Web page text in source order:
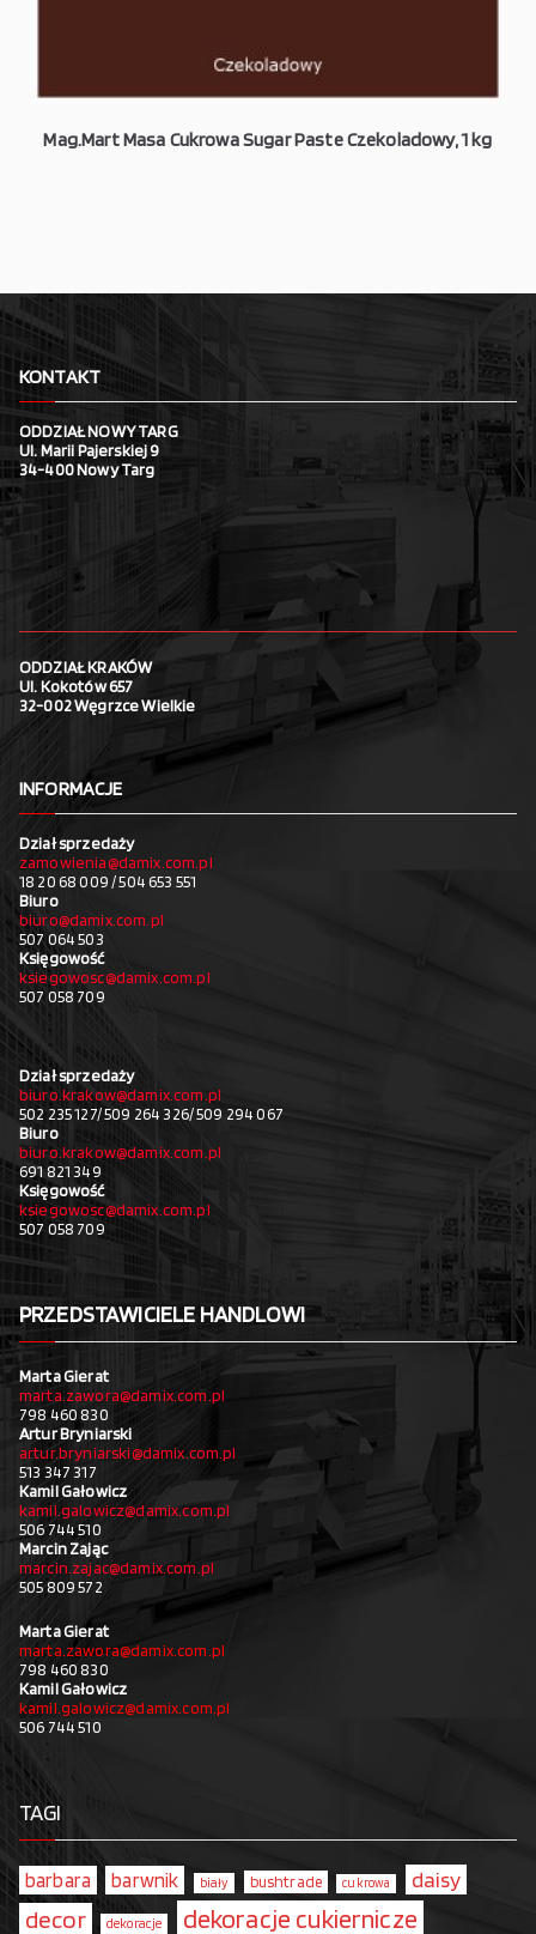
Mag.Mart Masa Cukrowa Sugar Paste Czekoladowy, 1 kg
KONTAKT
ODDZIAŁ NOWY TARG
Ul. Marii Pajerskiej 9
34-400 Nowy Targ
ODDZIAŁ KRAKÓW
Ul. Kokotów 657
32-002 Węgrzce Wielkie
INFORMACJE
Dział sprzedaży
zamowienia@damix.com.pl
18 20 68 009 / 504 653 551
Biuro
biuro@damix.com.pl
507 064 503
Księgowość
ksiegowosc@damix.com.pl
507 058 709
Dział sprzedaży
biuro.krakow@damix.com.pl
502 235 127/ 509 264 326/ 509 294 067
Biuro
biuro.krakow@damix.com.pl
691 821 349
Księgowość
ksiegowosc@damix.com.pl
507 058 709
PRZEDSTAWICIELE HANDLOWI
Marta Gierat
marta.zawora@damix.com.pl
798 460 830
Artur Bryniarski
artur.bryniarski@damix.com.pl
513 347 317
Kamil Gałowicz
kamil.galowicz@damix.com.pl
506 744 510
Marcin Zając
marcin.zajac@damix.com.pl
505 809 572
Marta Gierat
marta.zawora@damix.com.pl
798 460 830
Kamil Gałowicz
kamil.galowicz@damix.com.pl
506 744 510
TAGI
barbara barwnik biały bushtrade cukrowa daisy
decor dekoracje dekoracje cukiernicze